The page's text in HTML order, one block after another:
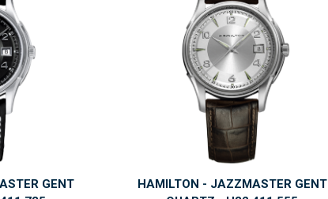
GENT
HAMILTON - JAZZMASTER GENT